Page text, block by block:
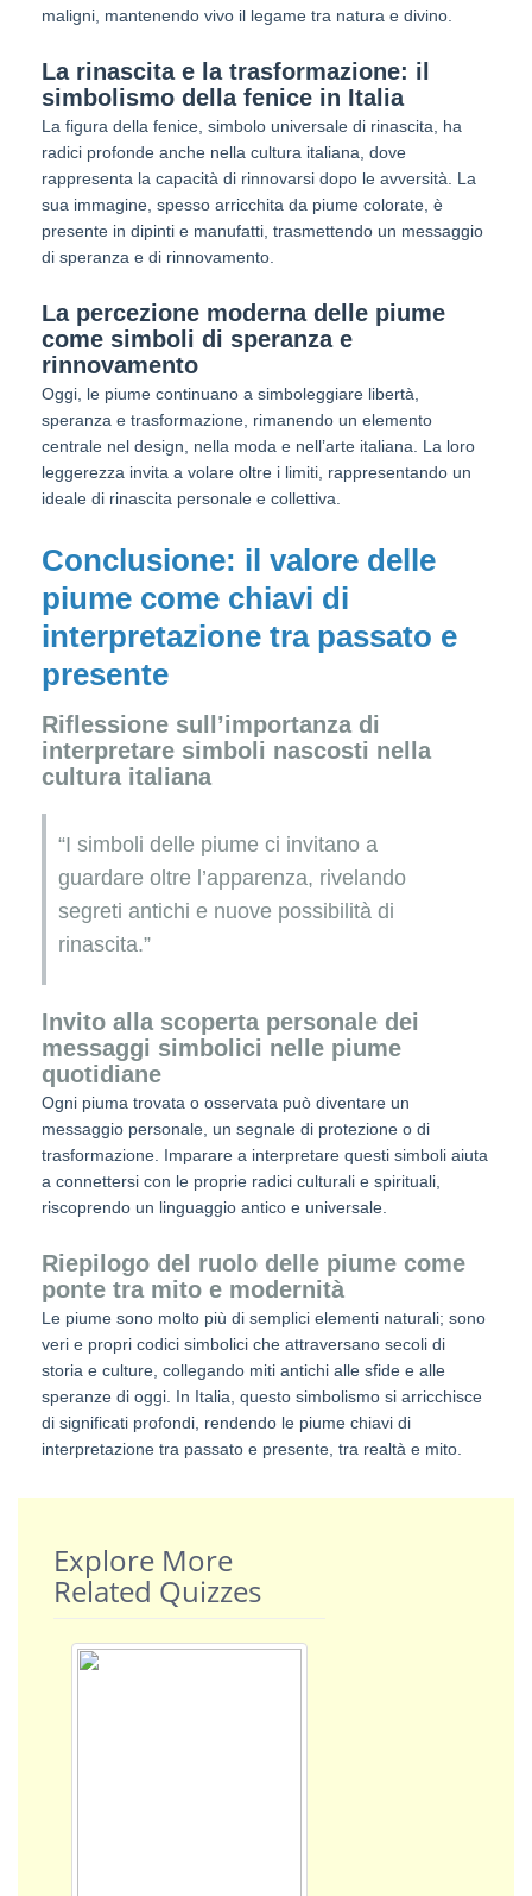
maligni, mantenendo vivo il legame tra natura e divino.
La rinascita e la trasformazione: il
simbolismo della fenice in Italia
La figura della fenice, simbolo universale di rinascita, ha
radici profonde anche nella cultura italiana, dove
rappresenta la capacità di rinnovarsi dopo le avversità. La
sua immagine, spesso arricchita da piume colorate, è
presente in dipinti e manufatti, trasmettendo un messaggio
di speranza e di rinnovamento.
La percezione moderna delle piume
come simboli di speranza e
rinnovamento
Oggi, le piume continuano a simboleggiare libertà,
speranza e trasformazione, rimanendo un elemento
centrale nel design, nella moda e nell’arte italiana. La loro
leggerezza invita a volare oltre i limiti, rappresentando un
ideale di rinascita personale e collettiva.
Conclusione: il valore delle
piume come chiavi di
interpretazione tra passato e
presente
Riflessione sull’importanza di
interpretare simboli nascosti nella
cultura italiana
“I simboli delle piume ci invitano a
guardare oltre l’apparenza, rivelando
segreti antichi e nuove possibilità di
rinascita.”
Invito alla scoperta personale dei
messaggi simbolici nelle piume
quotidiane
Ogni piuma trovata o osservata può diventare un
messaggio personale, un segnale di protezione o di
trasformazione. Imparare a interpretare questi simboli aiuta
a connettersi con le proprie radici culturali e spirituali,
riscoprendo un linguaggio antico e universale.
Riepilogo del ruolo delle piume come
ponte tra mito e modernità
Le piume sono molto più di semplici elementi naturali; sono
veri e propri codici simbolici che attraversano secoli di
storia e culture, collegando miti antichi alle sfide e alle
speranze di oggi. In Italia, questo simbolismo si arricchisce
di significati profondi, rendendo le piume chiavi di
interpretazione tra passato e presente, tra realtà e mito.
Explore More
Related Quizzes